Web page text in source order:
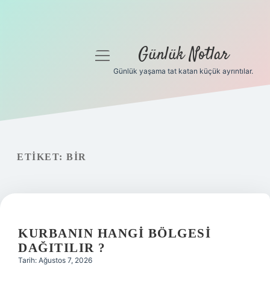
Gizlilik Politikası
menüyü
Günlük Notlar
Günlük yaşama tat katan küçük ayrıntılar.
ETIKET: BIR
KURBANIN HANGI BÖLGESI
DAĞITILIR ?
Tarih: Ağustos 7, 2026